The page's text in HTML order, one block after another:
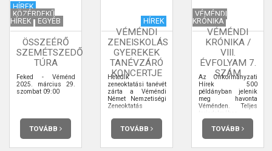
HÍREK
KÖZÉRDEKŰ
HÍREK
EGYÉB
ÖSSZEÉRŐ
SZEMÉTSZEDŐ
TÚRA
Feked - Véménd
2025. március 29.
szombat 09:00
TOVÁBB
HÍREK
VÉMÉNDI
ZENEISKOLÁS
GYEREKEK
TANÉVZÁRÓ
KONCERTJE
Hetedik
zeneoktatási tanévét
zárta a Véméndi
Német Nemzetiségi
Zeneoktatás
TOVÁBB
VÉMÉNDI
KRÓNIKA
VÉMÉNDI
KRÓNIKA /
VIII.
ÉVFOLYAM 7.
SZÁM
Az Önkormányzati
Hírek 500
példányban jelenik
meg havonta
Véménden. Teljes
terjedelmében
elolvashatja.
TOVÁBB